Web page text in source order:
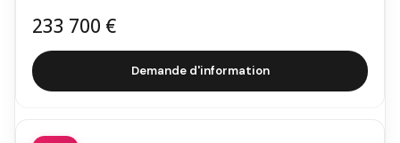
233 700 €
Demande d'information